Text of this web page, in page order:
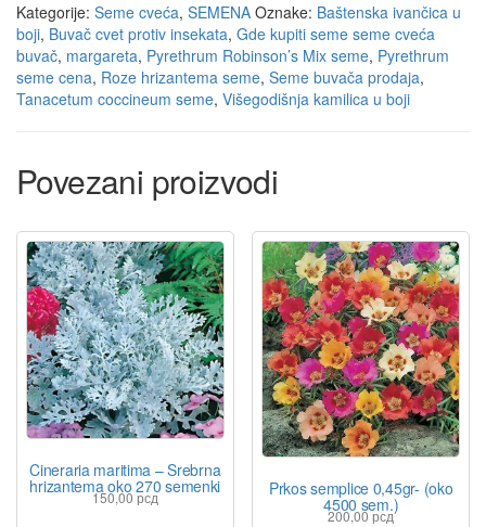
Kategorije: Seme cveća, SEMENA Oznake: Baštenska ivančica u
boji, Buvač cvet protiv insekata, Gde kupiti seme seme cveća
buvač, margareta, Pyrethrum Robinson’s Mix seme, Pyrethrum
seme cena, Roze hrizantema seme, Seme buvača prodaja,
Tanacetum coccineum seme, Višegodišnja kamilica u boji
Povezani proizvodi
Cineraria maritima – Srebrna
hrizantema oko 270 semenki
150,00рсд Prkos semplice 0,45gr- (oko
4500 sem.)
200,00рсд